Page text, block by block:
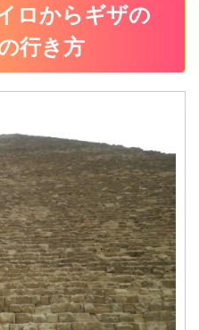
ロからギザの
行き方